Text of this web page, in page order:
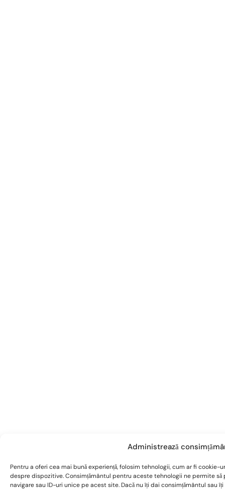
Administrează
Pentru a oferi cea mai bună experiență, folosim tehnologii, cum ar fi
despre dispozitive. Consimțământul pentru aceste tehnologii ne permite
navigare sau ID-uri unice pe acest site. Dacă nu îți dai consimțământul sau